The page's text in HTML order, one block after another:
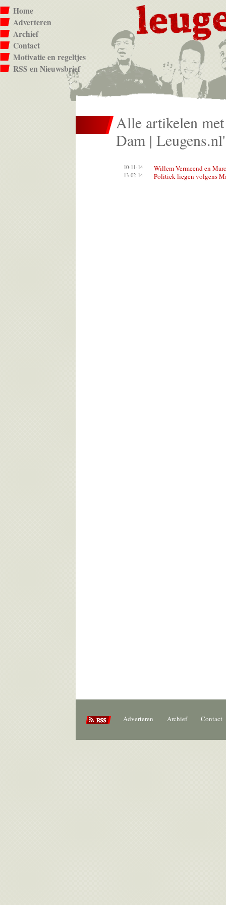
Home
Adverteren
Archief
Contact
Motivatie en regeltjes
RSS en Nieuwsbrief
Alle artikelen
Dam | Leugens.nl'
10-11-14 Willem Vermeend en
13-02-14 Politiek liegen volgens
Adverteren Archief Contact